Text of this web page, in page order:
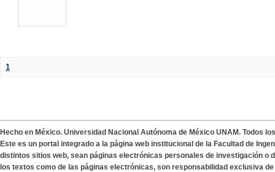
1
Hecho en México. Universidad Nacional Autónoma de México UNAM. Todos
Este es un portal integrado a la página web institucional de la Facultad de
distintos sitios web, sean páginas electrónicas personales de investigación o
los textos como de las páginas electrónicas, son responsabilidad exclusiva